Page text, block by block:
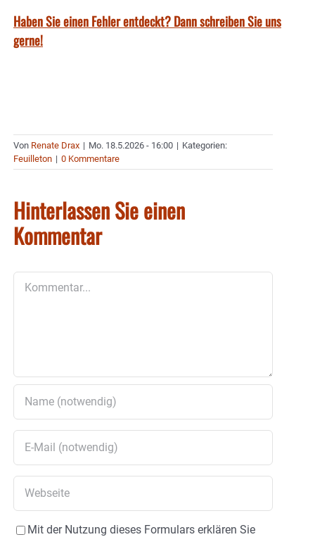
Haben Sie einen Fehler entdeckt? Dann schreiben Sie uns
gerne!
Von Renate Drax | Mo. 18.5.2026 - 16:00 | Kategorien:
Feuilleton | 0 Kommentare
Hinterlassen Sie einen
Kommentar
Mit der Nutzung dieses Formulars erklären Sie